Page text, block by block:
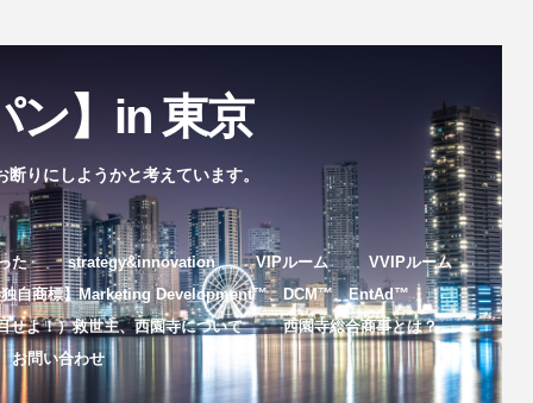
ン】in 東京
りにしようかと考えています。
た strategy&innovation VIPルーム
VVIPルーム
独自商標】Marketing Development™️、DCM™️、EntAd™️
せよ！）救世主、西園寺について
西園寺総合商事とは？
お問い合わせ